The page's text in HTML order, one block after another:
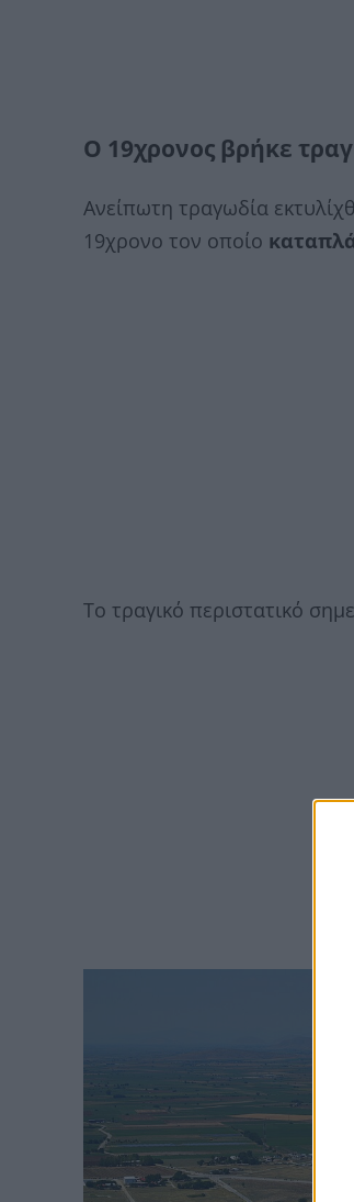
Ο 19χρονος βρήκε
Ανείπωτη τραγωδία
19χρονο τον οποίο
Το τραγικό περιστατικό